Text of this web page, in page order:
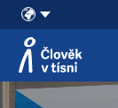
Přeskočit na obsah